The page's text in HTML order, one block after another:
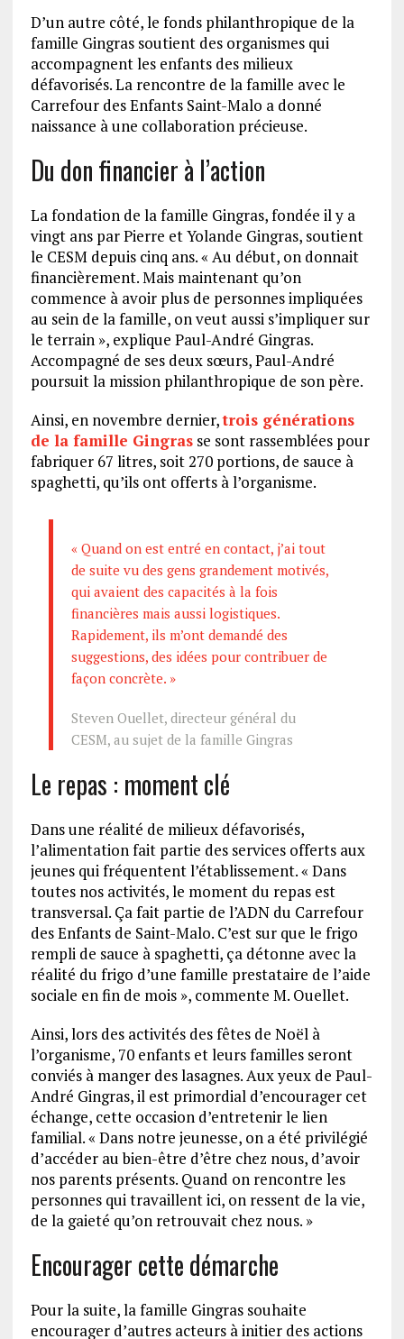
D’un autre côté, le fonds philanthropique de la
famille Gingras soutient des organismes qui
accompagnent les enfants des milieux
défavorisés. La rencontre de la famille avec le
Carrefour des Enfants Saint-Malo a donné
naissance à une collaboration précieuse.
Du don financier à l’action
La fondation de la famille Gingras, fondée il y a
vingt ans par Pierre et Yolande Gingras, soutient
le CESM depuis cinq ans. « Au début, on donnait
financièrement. Mais maintenant qu’on
commence à avoir plus de personnes impliquées
au sein de la famille, on veut aussi s’impliquer sur
le terrain », explique Paul-André Gingras.
Accompagné de ses deux sœurs, Paul-André
poursuit la mission philanthropique de son père.
Ainsi, en novembre dernier,trois générations
de la famille Gingrasse sont rassemblées pour
fabriquer 67 litres, soit 270 portions, de sauce à
spaghetti, qu’ils ont offerts à l’organisme.
« Quand on est entré en contact, j’ai tout
de suite vu des gens grandement motivés,
qui avaient des capacités à la fois
financières mais aussi logistiques.
Rapidement, ils m’ont demandé des
suggestions, des idées pour contribuer de
façon concrète. »
Steven Ouellet, directeur général du
CESM, au sujet de la famille Gingras
Le repas : moment clé
Dans une réalité de milieux défavorisés,
l’alimentation fait partie des services offerts aux
jeunes qui fréquentent l’établissement. « Dans
toutes nos activités, le moment du repas est
transversal. Ça fait partie de l’ADN du Carrefour
des Enfants de Saint-Malo. C’est sur que le frigo
rempli de sauce à spaghetti, ça détonne avec la
réalité du frigo d’une famille prestataire de l’aide
sociale en fin de mois », commente M. Ouellet.
Ainsi, lors des activités des fêtes de Noël à
l’organisme, 70 enfants et leurs familles seront
conviés à manger des lasagnes. Aux yeux de Paul-
André Gingras, il est primordial d’encourager cet
échange, cette occasion d’entretenir le lien
familial. « Dans notre jeunesse, on a été privilégié
d’accéder au bien-être d’être chez nous, d’avoir
nos parents présents. Quand on rencontre les
personnes qui travaillent ici, on ressent de la vie,
de la gaieté qu’on retrouvait chez nous. »
Encourager cette démarche
Pour la suite, la famille Gingras souhaite
encourager d’autres acteurs à initier des actions